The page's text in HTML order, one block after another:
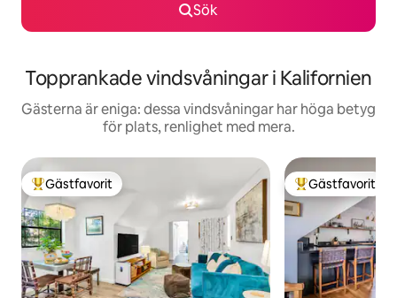
Sök
Topprankade vindsvåningar i Kalifornien
Gästerna är eniga: dessa vindsvåningar har höga betyg
för plats, renlighet med mera.
Populär gästfavorit
Gästfavorit Populär
Gästfavorit